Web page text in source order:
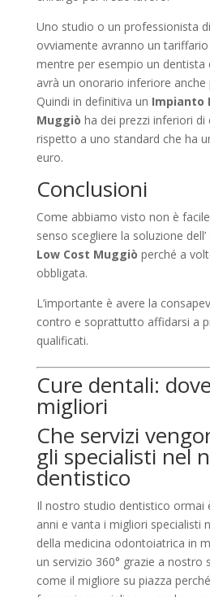
Uno studio o un professionista
ovviamente avranno un
mentre per esempio un dentista
avrà un onorario inferiore anche
Quindi in definitiva un Impianto
Muggiò ha dei prezzi inferiori di
rispetto a uno standard che ha
euro.
Conclusioni
Come abbiamo visto non è
senso scegliere la soluzione dell’
Low Cost Muggiò perché a
obbligata.
L’importante è avere la
contro e soprattutto affidarsi a
qualificati.
Cure dentali:
migliori
Che servizi
gli specialisti nel
dentistico
Il nostro studio dentistico ormai
anni e vanta i migliori specialisti
della medicina odontoiatrica in
un servizio 360° grazie a nostro
come il migliore su piazza